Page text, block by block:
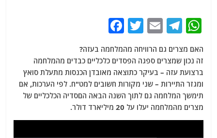
W
at
s
A
p
p
T
e
g
ra
m
E
ai
l
T
w
itt
er
c
e
b
o
o
האם מצרים גם הרוויחה מהמלחמה בעזה?
זה נכון שמצרים ספגה הפסדים כלכליים כבדים מהמלחמה
ברצועת עזה – בעיקר כתוצאה מאובדן הכנסות מתעלת סואץ
ומגזר התיירות – שני מקורות חשובים למט"ח. לפי הערכות, אם
תימשך המלחמה גם לתוך השנה הבאה הםסדיה הכלכליים של
מצרים מהמלחמה יעלו על 20 מיליארד דולר.